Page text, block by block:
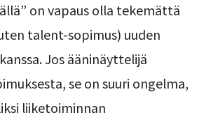
on vapaus olla tekemättä
talent-sopimus) uuden
Jos ääninäyttelijä
se on suuri ongelma,
liiketoiminnan